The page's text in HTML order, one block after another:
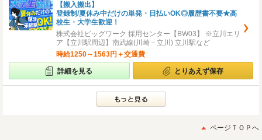
【搬入搬出】
登録制/夏休み中だけの単発・日払いOK◎履歴書不要★高
校生・大学生歓迎！
株式会社ビッグワーク 採用センター【BW03】 ※立川エリ
ア【立川駅周辺】南武線(川崎－立川) 立川駅など
時給1250～1563円＋交通費
詳細を見る とりあえず保存
ページＴＯＰへ